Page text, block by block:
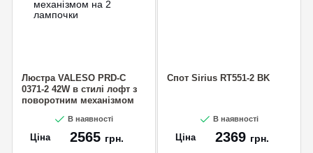
Люстра VALESO PRD-C
0371-2 42W в стилі лофт з
поворотним механізмом
В наявності
Ціна 2565 грн.
Спот Sirius RT551-2 BK
В наявності
Ціна 2369 грн.